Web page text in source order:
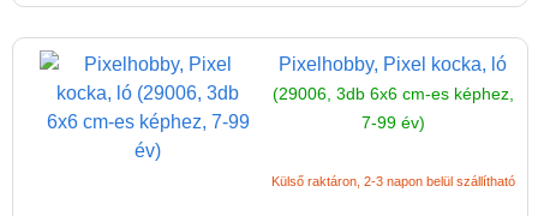
Pixelhobby, Pixel kocka, ló
(29006, 3db 6x6 cm-es képhez,
7-99 év)
Külső raktáron, 2-3 napon belül szállítható